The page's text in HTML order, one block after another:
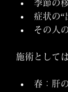
季節の
症状の“
その人
施術としては
春：肝